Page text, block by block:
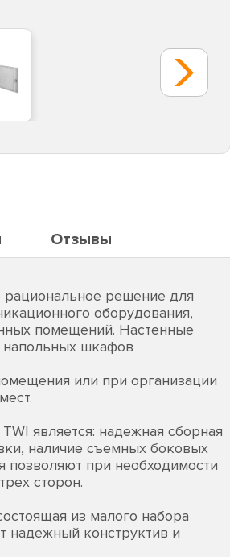
Отзывы
решение для
оборудования,
помещений. Настенные
шкафов
или при организации
является: надежная сборная
наличие съемных боковых
позволяют при необходимости
сторон.
из малого набора
надежный конструктив и